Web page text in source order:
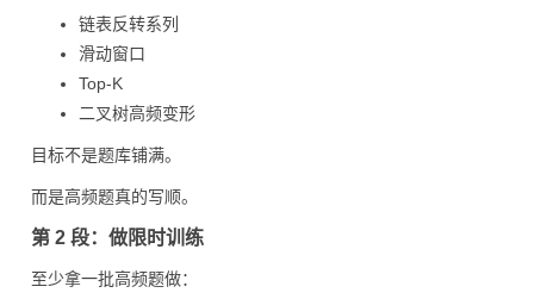
链表反转系列
滑动窗口
Top-K
二叉树高频变形
目标不是题库铺满。
而是高频题真的写顺。
第 2 段：做限时训练
至少拿一批高频题做：